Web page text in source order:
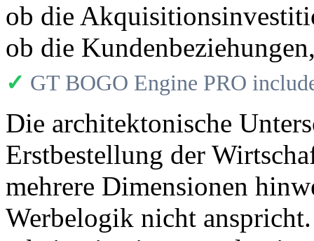
ob die
ob die
✓ GT BOGO Engine PRO
Die architektonische
Erstbestellung der
mehrere Dimensionen
Werbelogik nicht